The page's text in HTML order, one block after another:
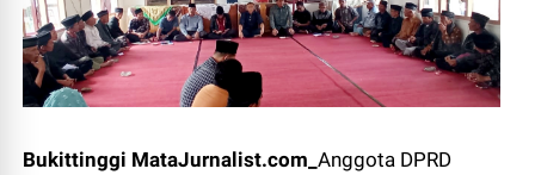
Bukittinggi MataJurnalist.com_Anggota DPRD